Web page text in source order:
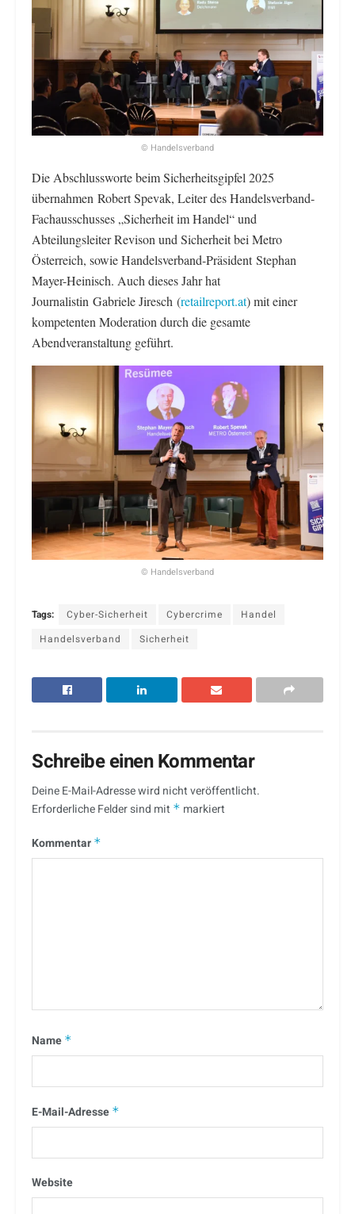
© Handelsverband
Die Abschlussworte beim Sicherheitsgipfel 2025
übernahmen Robert Spevak, Leiter des Handelsverband-
Fachausschusses „Sicherheit im Handel“ und
Abteilungsleiter Revison und Sicherheit bei Metro
Österreich, sowie Handelsverband-Präsident Stephan
Mayer-Heinisch. Auch dieses Jahr hat
Journalistin Gabriele Jiresch (retailreport.at) mit einer
kompetenten Moderation durch die gesamte
Abendveranstaltung geführt.
© Handelsverband
Tags: Cyber-Sicherheit Cybercrime
Handel
Handelsverband
Sicherheit
Schreibe einen Kommentar
Deine E-Mail-Adresse wird nicht veröffentlicht.
Erforderliche Felder sind mit * markiert
Kommentar *
Name *
E-Mail-Adresse *
Website